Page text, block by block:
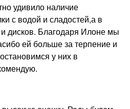
удивило наличие
с водой и сладостей,а в
дисков. Благодаря Илоне мы
ей больше за терпение и
у них в